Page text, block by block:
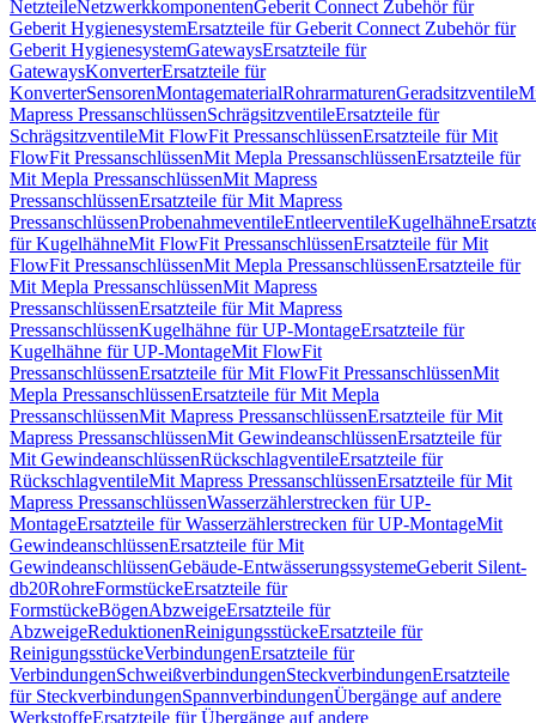
NetzteileNetzwerkkomponentenGeberit Connect Zubehör für
Geberit HygienesystemErsatzteile für Geberit Connect Zubehör für
Geberit HygienesystemGatewaysErsatzteile für
GatewaysKonverterErsatzteile für
KonverterSensorenMontagematerialRohrarmaturenGeradsitzventile
Mapress PressanschlüssenSchrägsitzventileErsatzteile für
SchrägsitzventileMit FlowFit PressanschlüssenErsatzteile für Mit
FlowFit PressanschlüssenMit Mepla PressanschlüssenErsatzteile für
Mit Mepla PressanschlüssenMit Mapress
PressanschlüssenErsatzteile für Mit Mapress
PressanschlüssenProbenahmeventileEntleerventileKugelhähne
für KugelhähneMit FlowFit PressanschlüssenErsatzteile für Mit
FlowFit PressanschlüssenMit Mepla PressanschlüssenErsatzteile für
Mit Mepla PressanschlüssenMit Mapress
PressanschlüssenErsatzteile für Mit Mapress
PressanschlüssenKugelhähne für UP-MontageErsatzteile für
Kugelhähne für UP-MontageMit FlowFit
PressanschlüssenErsatzteile für Mit FlowFit PressanschlüssenMit
Mepla PressanschlüssenErsatzteile für Mit Mepla
PressanschlüssenMit Mapress PressanschlüssenErsatzteile für Mit
Mapress PressanschlüssenMit GewindeanschlüssenErsatzteile für
Mit GewindeanschlüssenRückschlagventileErsatzteile für
RückschlagventileMit Mapress PressanschlüssenErsatzteile für Mit
Mapress PressanschlüssenWasserzählerstrecken für UP-
MontageErsatzteile für Wasserzählerstrecken für UP-MontageMit
GewindeanschlüssenErsatzteile für Mit
GewindeanschlüssenGebäude-EntwässerungssystemeGeberit Silent-
db20RohreFormstückeErsatzteile für
FormstückeBögenAbzweigeErsatzteile für
AbzweigeReduktionenReinigungsstückeErsatzteile für
ReinigungsstückeVerbindungenErsatzteile für
VerbindungenSchweißverbindungenSteckverbindungenErsatzteile
für SteckverbindungenSpannverbindungenÜbergänge auf andere
WerkstoffeErsatzteile für Übergänge auf andere